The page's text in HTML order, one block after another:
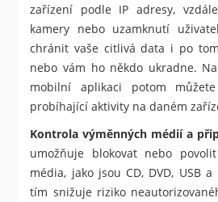
zařízení podle IP adresy,
kamery nebo uzamknutí
chránit vaše citlivá data i po
nebo vám ho někdo ukradne.
mobilní aplikaci potom
probíhající aktivity na daném
Kontrola výměnných médií a
umožňuje blokovat nebo
média, jako jsou CD, DVD, USB
tím snižuje riziko